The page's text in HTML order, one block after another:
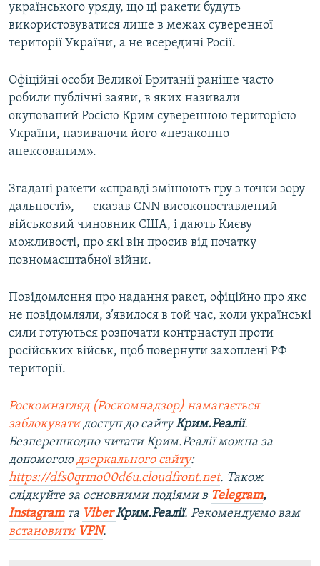
українського уряду, що ці ракети будуть
використовуватися лише в межах суверенної
території України, а не всередині Росії.
Офіційні особи Великої Британії раніше часто
робили публічні заяви, в яких називали
окупований Росією Крим суверенною територією
України, називаючи його «незаконно
анексованим».
Згадані ракети «справді змінюють гру з точки зору
дальності», — сказав CNN високопоставлений
військовий чиновник США, і дають Києву
можливості, про які він просив від початку
повномасштабної війни.
Повідомлення про надання ракет, офіційно про яке
не повідомляли, з’явилося в той час, коли українські
сили готуються розпочати контрнаступ проти
російських військ, щоб повернути захоплені РФ
території.
Роскомнагляд (Роскомнадзор) намагається
заблокуватидоступ до сайтуКрим.Реалії.
Безперешкодно читати Крим.Реалії можна за
допомогою дзеркального сайту:
https://dfs0qrmo00d6u.cloudfront.net. Також
слідкуйте за основними подіями в Telegram,
Instagramта ViberКрим.Реалії. Рекомендуємо вам
встановити VPN.